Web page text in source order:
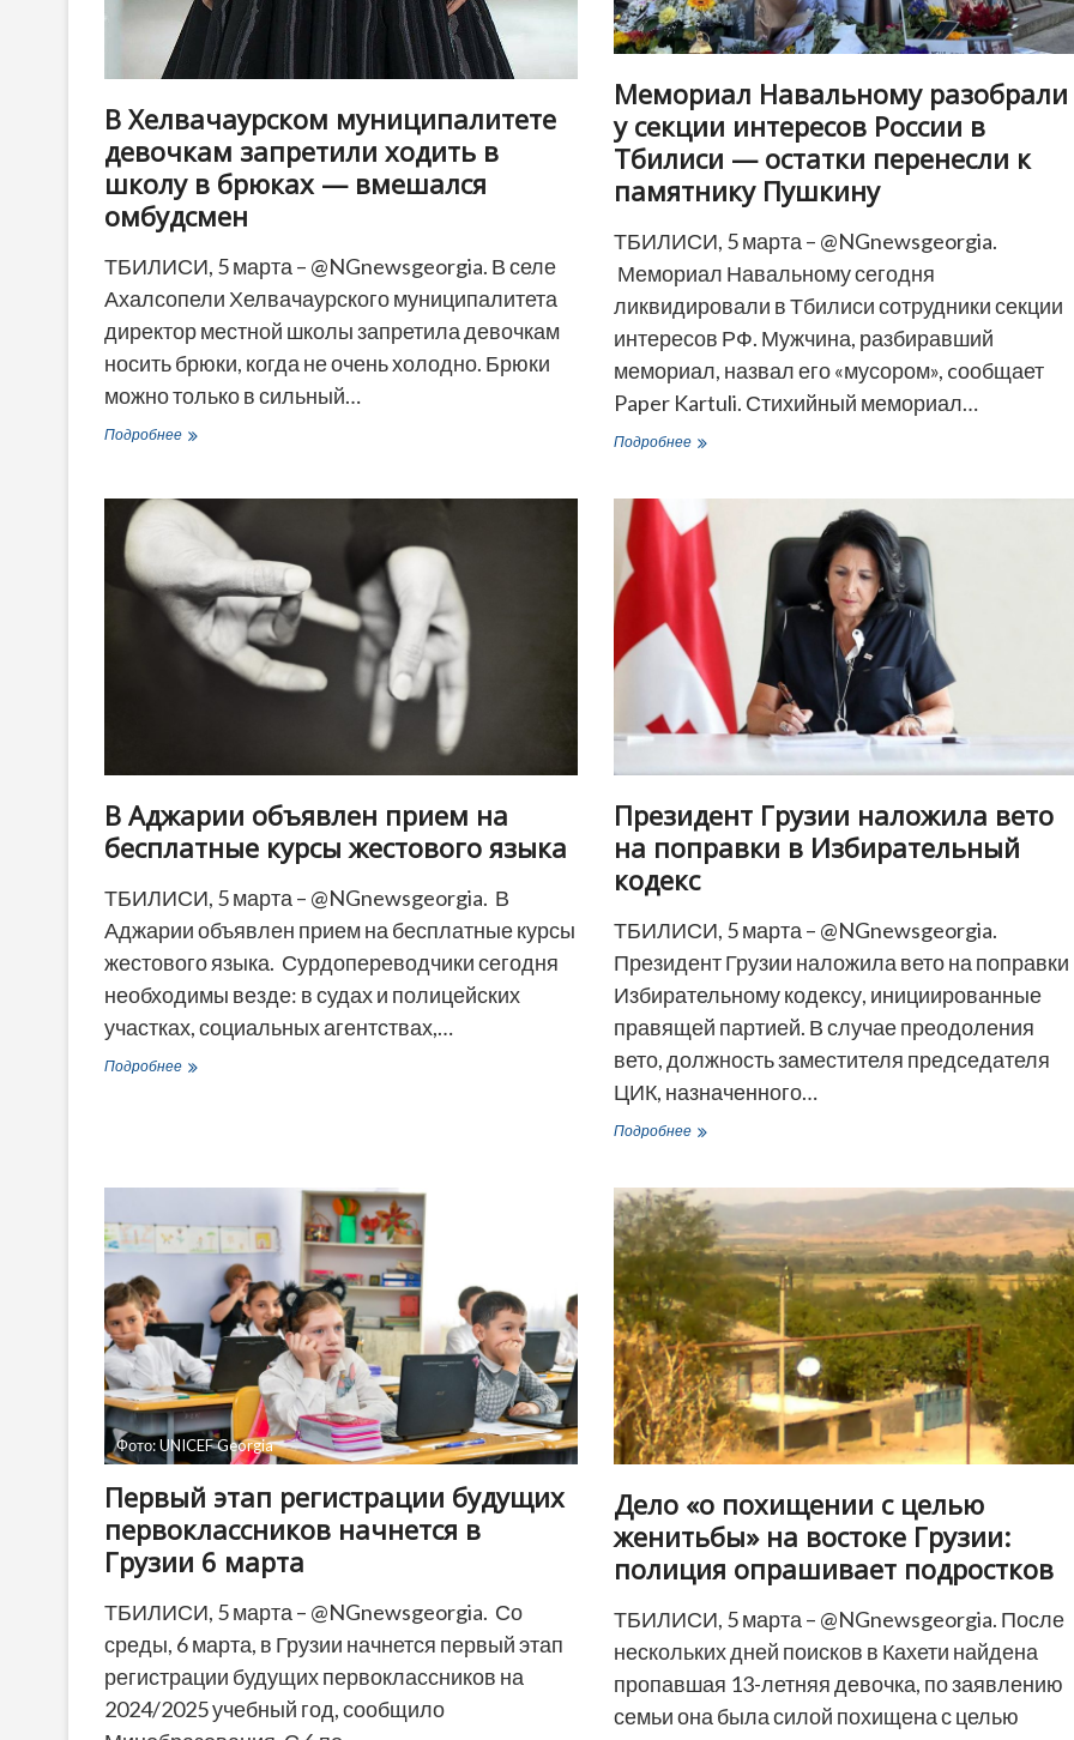
В Хелвачаурском муниципалитете
девочкам запретили ходить в
школу в брюках — вмешался
омбудсмен
ТБИЛИСИ, 5 марта – @NGnewsgeorgia. В селе
Ахалсопели Хелвачаурского муниципалитета
директор местной школы запретила девочкам
носить брюки, когда не очень холодно. Брюки
можно только в сильный…
ПодробнееВ
девочкам
запретили
ходить
школу
в
брюках
—
вмешался
омбудсмен
Мемориал Навальному разобрали
у секции интересов России в
Тбилиси — остатки перенесли к
памятнику Пушкину
ТБИЛИСИ, 5 марта – @NGnewsgeorgia.
Мемориал Навальному сегодня
ликвидировали в Тбилиси сотрудники секции
интересов РФ. Мужчина, разбиравший
мемориал, назвал его «мусором», cообщает
Paper Kartuli. Стихийный мемориал…
ПодробнееМемориал
секции
интересов
России
Тбилиси
остатки
перенесли
памятнику
Пушкину
В Аджарии объявлен прием на
бесплатные курсы жестового языка
ТБИЛИСИ, 5 марта – @NGnewsgeorgia. В
Аджарии объявлен прием на бесплатные курсы
жестового языка. Сурдопереводчики сегодня
необходимы везде: в судах и полицейских
участках, социальных агентствах,…
ПодробнееВ
языка
Президент Грузии наложила вето
на поправки в Избирательный
кодекс
ТБИЛИСИ, 5 марта – @NGnewsgeorgia.
Президент Грузии наложила вето на поправки
Избирательному кодексу, инициированные
правящей партией. В случае преодоления
вето, должность заместителя председателя
ЦИК, назначенного…
ПодробнееПрезидент
вето
на
поправки
Избирательный
кодекс
Фото: UNICEF Georgia
Первый этап регистрации будущих
первоклассников начнется в
Грузии 6 марта
ТБИЛИСИ, 5 марта – @NGnewsgeorgia. Со
среды, 6 марта, в Грузии начнется первый этап
регистрации будущих первоклассников на
2024/2025 учебный год, сообщило
Дело «о похищении с целью
женитьбы» на востоке Грузии:
полиция опрашивает подростков
ТБИЛИСИ, 5 марта – @NGnewsgeorgia. После
нескольких дней поисков в Кахети найдена
пропавшая 13-летняя девочка, по заявлению
семьи она была силой похищена с целью